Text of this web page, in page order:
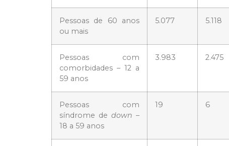
Pessoas de 60 anos
ou mais
5.077 5.118
Pessoas com
comorbidades – 12 a
59 anos
3.983 2.475
Pessoas com
síndrome de down –
18 a 59 anos
19 6